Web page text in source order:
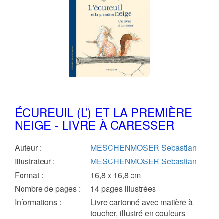
ÉCUREUIL (L’) ET LA PREMIÈRE
NEIGE - LIVRE À CARESSER
Auteur :
MESCHENMOSER Sebastian
Illustrateur :
MESCHENMOSER Sebastian
Format :
16,8 x 16,8 cm
Nombre de pages :
14 pages illustrées
Informations :
Livre cartonné avec matière à
toucher, illustré en couleurs